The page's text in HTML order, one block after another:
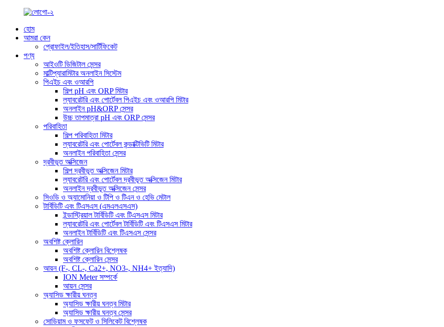
হোম
আমরা কেন
প্রোফাইল/ইতিহাস/সার্টিফিকেট
পণ্য
আইওটি ডিজিটাল সেন্সর
মাল্টিপ্যারামিটার অনলাইন সিস্টেম
পিএইচ এবং ওআরপি
শিল্প pH এবং ORP মিটার
ল্যাবরেটরি এবং পোর্টেবল পিএইচ এবং ওআরপি মিটার
অনলাইন pH&ORP সেন্সর
উচ্চ তাপমাত্রা pH এবং ORP সেন্সর
পরিবাহিতা
শিল্প পরিবাহিতা মিটার
ল্যাবরেটরি এবং পোর্টেবল কন্ডাক্টিভিটি মিটার
অনলাইন পরিবাহিতা সেন্সর
দ্রবীভূত অক্সিজেন
শিল্প দ্রবীভূত অক্সিজেন মিটার
ল্যাবরেটরি এবং পোর্টেবল দ্রবীভূত অক্সিজেন মিটার
অনলাইন দ্রবীভূত অক্সিজেন সেন্সর
সিওডি ও অ্যামোনিয়া ও টিপি ও টিএন ও হেভি মেটাল
টার্বিডিটি এবং টিএসএস (এমএলএসএস)
ইন্ডাস্ট্রিয়াল টার্বিডিটি এবং টিএসএস মিটার
ল্যাবরেটরি এবং পোর্টেবল টার্বিডিটি এবং টিএসএস মিটার
অনলাইন টার্বিডিটি এবং টিএসএস সেন্সর
অবশিষ্ট ক্লোরিন
অবশিষ্ট ক্লোরিন বিশ্লেষক
অবশিষ্ট ক্লোরিন সেন্সর
আয়ন (F-, CL-, Ca2+, NO3-, NH4+ ইত্যাদি)
ION Meter সম্পর্কে
আয়ন সেন্সর
অ্যাসিড ক্ষারীয় ঘনত্ব
অ্যাসিড ক্ষারীয় ঘনত্ব মিটার
অ্যাসিড ক্ষারীয় ঘনত্ব সেন্সর
সোডিয়াম ও ফসফেট ও সিলিকেট বিশ্লেষক